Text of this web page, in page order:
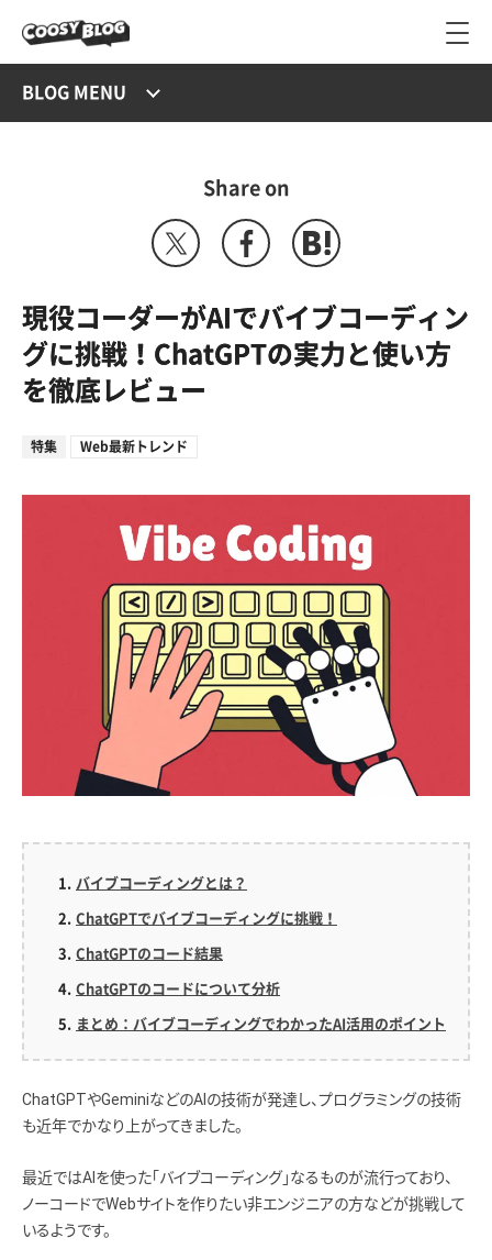
BLOG MENU
Share on
現役コーダーがAIでバイブコーディン
グに挑戦！ChatGPTの実力と使い方
を徹底レビュー
特集 Web最新トレンド
バイブコーディングとは？
ChatGPTでバイブコーディングに挑戦！
ChatGPTのコード結果
ChatGPTのコードについて分析
まとめ：バイブコーディングでわかったAI活用のポイント
ChatGPTやGeminiなどのAIの技術が発達し、プログラミングの技術
も近年でかなり上がってきました。
最近ではAIを使った「バイブコーディング」なるものが流行っており、
ノーコードでWebサイトを作りたい非エンジニアの方などが挑戦して
いるようです。